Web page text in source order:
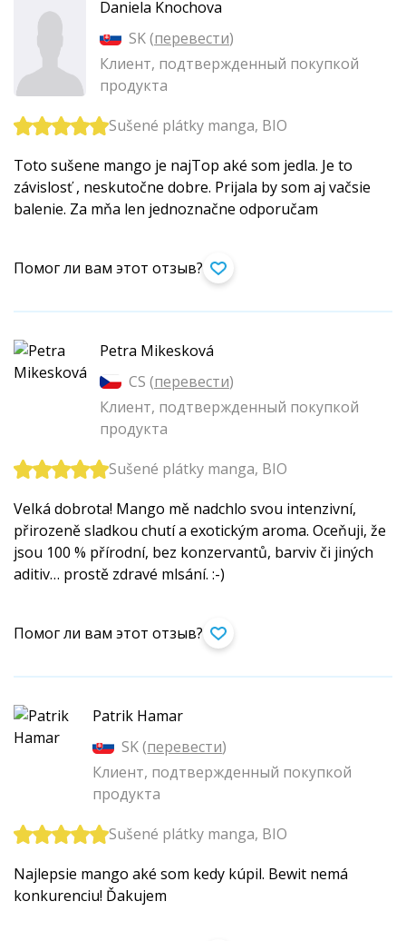
Daniela Knochova
SK (перевести)
Клиент, подтвержденный покупкой
продукта
Sušené plátky manga, BIO
Toto sušene mango je najTop aké som jedla. Je to
závislosť , neskutočne dobre. Prijala by som aj vačsie
balenie. Za mňa len jednoznačne odporučam
Помог ли вам этот отзыв?
Petra Mikesková
CS (перевести)
Клиент, подтвержденный покупкой
продукта
Sušené plátky manga, BIO
Velká dobrota! Mango mě nadchlo svou intenzivní,
přirozeně sladkou chutí a exotickým aroma. Oceňuji, že
jsou 100 % přírodní, bez konzervantů, barviv či jiných
aditiv… prostě zdravé mlsání. :-)
Помог ли вам этот отзыв?
Patrik Hamar
SK (перевести)
Клиент, подтвержденный покупкой
продукта
Sušené plátky manga, BIO
Najlepsie mango aké som kedy kúpil. Bewit nemá
konkurenciu! Ďakujem